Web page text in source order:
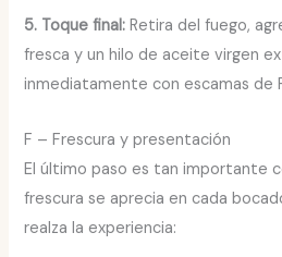
5. Toque final: Retira del fuego,
fresca y un hilo de aceite virgen
inmediatamente con escamas de
F – Frescura y presentación
El último paso es tan importante
frescura se aprecia en cada
realza la experiencia: